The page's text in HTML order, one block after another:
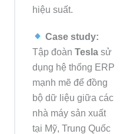
hiệu suất.
Case study:
Tập đoànTesla sử
dụng hệ thống ERP
mạnh mẽ để đồng
bộ dữ liệu giữa các
nhà máy sản xuất
tại Mỹ, Trung Quốc